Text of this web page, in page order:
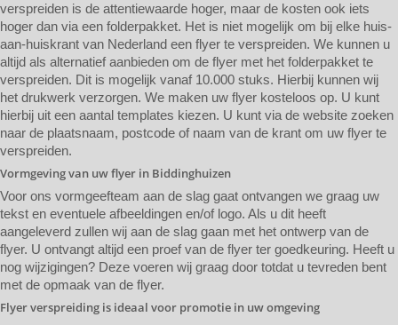
verspreiden is de attentiewaarde hoger, maar de kosten ook iets
hoger dan via een folderpakket. Het is niet mogelijk om bij elke huis-
aan-huiskrant van Nederland een flyer te verspreiden. We kunnen u
altijd als alternatief aanbieden om de flyer met het folderpakket te
verspreiden. Dit is mogelijk vanaf 10.000 stuks. Hierbij kunnen wij
het drukwerk verzorgen. We maken uw flyer kosteloos op. U kunt
hierbij uit een aantal templates kiezen. U kunt via de website zoeken
naar de plaatsnaam, postcode of naam van de krant om uw flyer te
verspreiden.
Vormgeving van uw flyer in Biddinghuizen
Voor ons vormgeefteam aan de slag gaat ontvangen we graag uw
tekst en eventuele afbeeldingen en/of logo. Als u dit heeft
aangeleverd zullen wij aan de slag gaan met het ontwerp van de
flyer. U ontvangt altijd een proef van de flyer ter goedkeuring. Heeft u
nog wijzigingen? Deze voeren wij graag door totdat u tevreden bent
met de opmaak van de flyer.
Flyer verspreiding is ideaal voor promotie in uw omgeving